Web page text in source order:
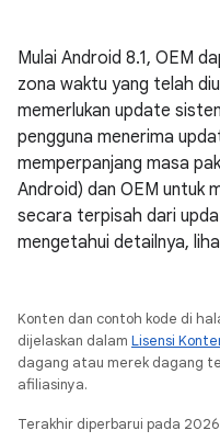
Mulai Android 8.1, OEM
zona waktu yang telah
memerlukan update
pengguna menerima
memperpanjang masa
Android) dan OEM untuk
secara terpisah dari
mengetahui detailnya,
Konten dan contoh kode di
dijelaskan dalam Lisensi
dagang atau merek dagang
afiliasinya.
Terakhir diperbarui pada